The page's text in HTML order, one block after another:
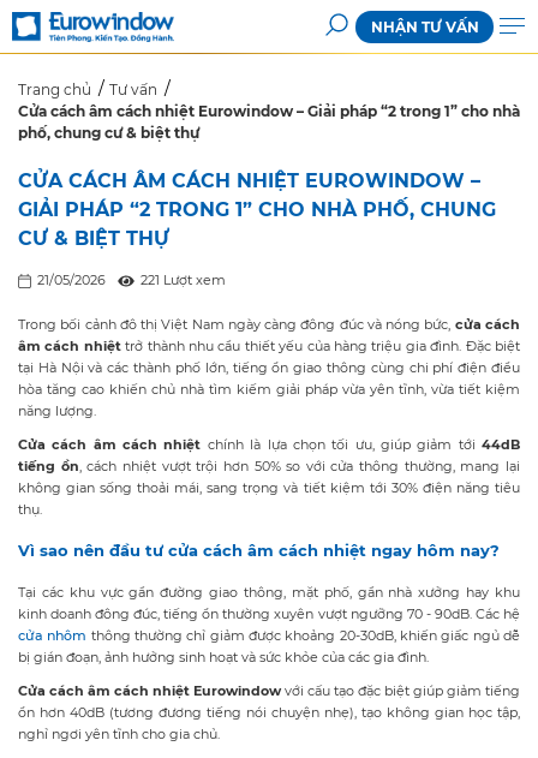
NHẬN TƯ VẤN
Trang chủ
Tư vấn
Cửa cách âm cách nhiệt Eurowindow – Giải pháp “2 trong 1” cho nhà
phố, chung cư & biệt thự
CỬA CÁCH ÂM CÁCH NHIỆT EUROWINDOW –
GIẢI PHÁP “2 TRONG 1” CHO NHÀ PHỐ, CHUNG
CƯ & BIỆT THỰ
21/05/2026 221 Lượt xem
Trong bối cảnh đô thị Việt Nam ngày càng đông đúc và nóng bức, cửa cách
âm cách nhiệttrở thành nhu cầu thiết yếu của hàng triệu gia đình. Đặc biệt
tại Hà Nội và các thành phố lớn, tiếng ồn giao thông cùng chi phí điện điều
hòa tăng cao khiến chủ nhà tìm kiếm giải pháp vừa yên tĩnh, vừa tiết kiệm
năng lượng.
Cửa cách âm cách nhiệt chính là lựa chọn tối ưu, giúp giảm tới44dB
tiếng ồn, cách nhiệt vượt trội hơn 50% so với cửa thông thường, mang lại
không gian sống thoải mái, sang trọng và tiết kiệm tới 30% điện năng tiêu
thụ.
Vì sao nên đầu tư cửa cách âm cách nhiệt ngay hôm nay?
Tại các khu vực gần đường giao thông, mặt phố, gần nhà xưởng hay khu
kinh doanh đông đúc, tiếng ồn thường xuyên vượt ngưỡng 70 - 90dB. Các hệ
cửa nhôm thông thường chỉ giảm được khoảng 20-30dB, khiến giấc ngủ dễ
bị gián đoạn, ảnh hưởng sinh hoạt và sức khỏe của các gia đình.
Cửa cách âm cách nhiệt Eurowindowvới cấu tạo đặc biệt giúp giảm tiếng
ồn hơn 40dB (tương đương tiếng nói chuyện nhẹ), tạo không gian học tập,
nghỉ ngơi yên tĩnh cho gia chủ.